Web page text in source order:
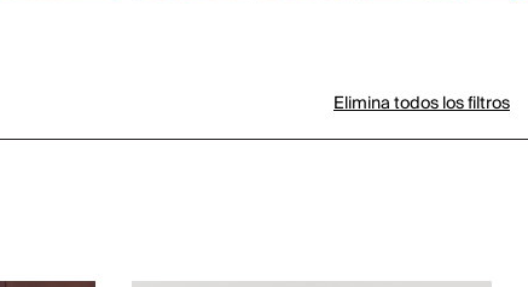
Elimina todos los filtros